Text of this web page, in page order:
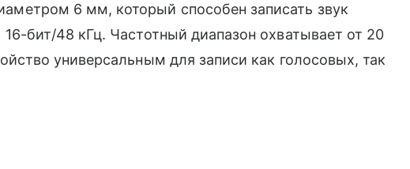
6 мм, который способен записать звук
бит/48 кГц. Частотный диапазон охватывает от 20
универсальным для записи как голосовых, так